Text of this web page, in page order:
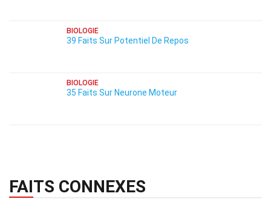
BIOLOGIE
39 Faits Sur Potentiel De Repos
BIOLOGIE
35 Faits Sur Neurone Moteur
FAITS CONNEXES